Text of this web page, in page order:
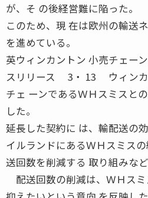
が、そ の後経営難に陥った。
このため、現 在は欧州の輸送
を進めている。
英ウィンカントン 小売チェー
スリリース 3・ 13 ウィンカ
チェ ーンであるＷＨスミスと
した。
延長した契約に は、輸配送の
イルランドにあるＷＨスミス
送回数を削減する 取り組みな
配送回数の削減は、ＷＨス